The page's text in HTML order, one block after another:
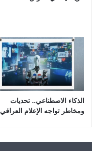
الذكاء الاصطناعي.. تحديات
ومخاطر تواجه الإعلام العراقي